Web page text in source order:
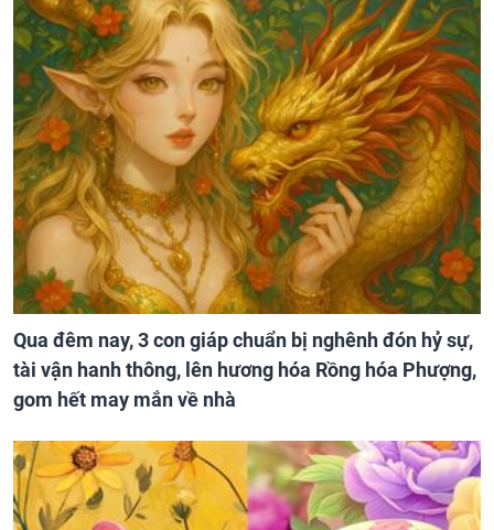
Qua đêm nay, 3 con giáp chuẩn bị nghênh đón hỷ sự,
tài vận hanh thông, lên hương hóa Rồng hóa Phượng,
gom hết may mắn về nhà